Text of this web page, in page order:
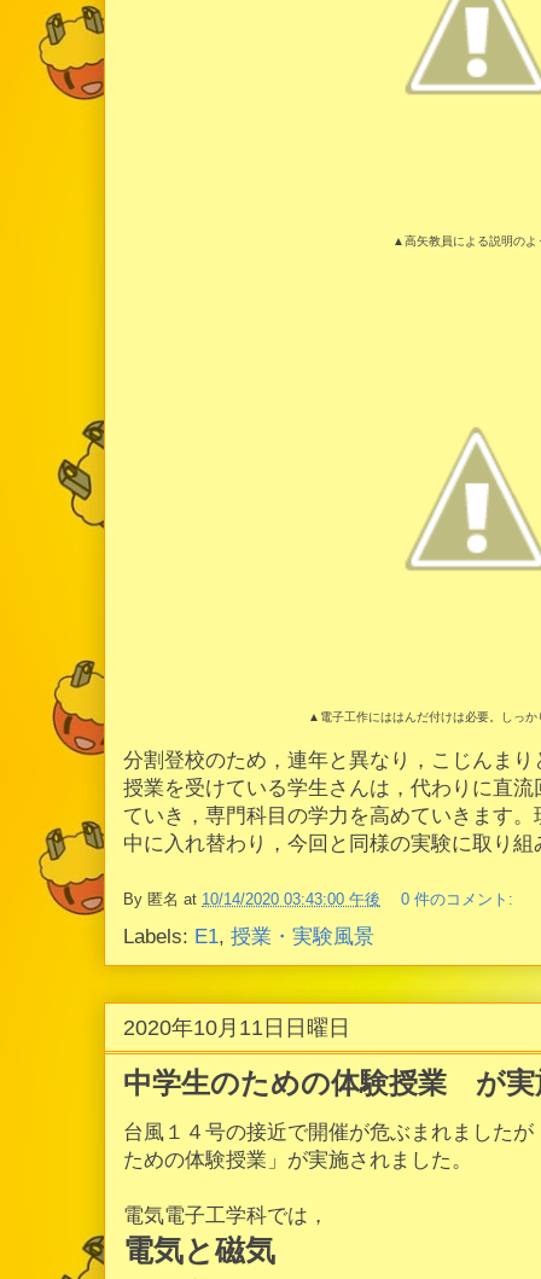
▲高矢教員による説明のよ
▲電子工作にははんだ付けは必要。しっか
分割登校のため，連年と異なり，こじんま
授業を受けている学生さんは，代わりに直
ていき，専門科目の学力を高めていきます
中に入れ替わり，今回と同様の実験に取り組
By 匿名 at 10/14/2020 03:43:00 午後 0 件のコメント:
Labels: E1, 授業・実験風景
2020年10月11日日曜日
中学生のための体験授業 が
台風１４号の接近で開催が危ぶまれました
ための体験授業」が実施されました。
電気電子工学科では，
電気と磁気